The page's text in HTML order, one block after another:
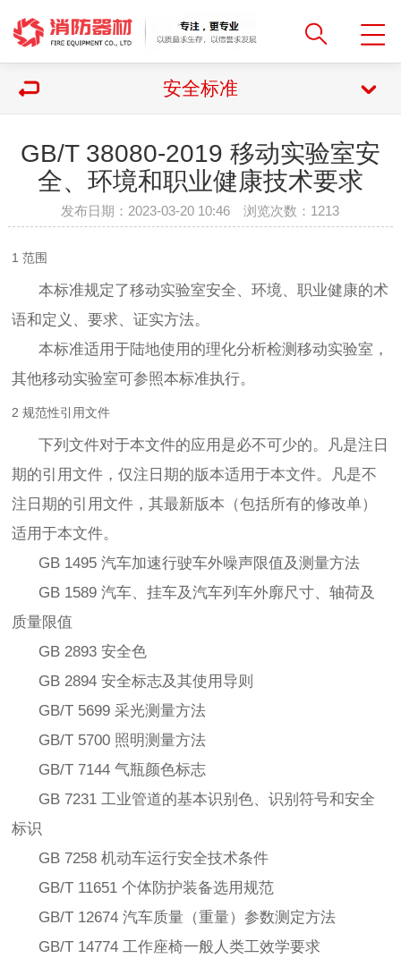
安全标准
GB/T 38080-2019 移动实验室安
全、环境和职业健康技术要求
发布日期：2023-03-20 10:46 浏览次数： 1213
1 范围
本标准规定了移动实验室安全、环境、职业健康的术
语和定义、要求、证实方法。
本标准适用于陆地使用的理化分析检测移动实验室，
其他移动实验室可参照本标准执行。
2 规范性引用文件
下列文件对于本文件的应用是必不可少的。凡是注日
期的引用文件，仅注日期的版本适用于本文件。凡是不
注日期的引用文件，其最新版本（包括所有的修改单）
适用于本文件。
GB 1495 汽车加速行驶车外噪声限值及测量方法
GB 1589 汽车、挂车及汽车列车外廓尺寸、轴荷及
质量限值
GB 2893 安全色
GB 2894 安全标志及其使用导则
GB/T 5699 采光测量方法
GB/T 5700 照明测量方法
GB/T 7144 气瓶颜色标志
GB 7231 工业管道的基本识别色、识别符号和安全
标识
GB 7258 机动车运行安全技术条件
GB/T 11651 个体防护装备选用规范
GB/T 12674 汽车质量（重量）参数测定方法
GB/T 14774 工作座椅一般人类工效学要求